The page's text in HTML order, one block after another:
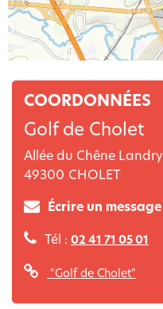
COORDONNÉES
Golf de Cholet
Allée du Chêne Landry
49300 CHOLET
Écrire un message
Tél : 02 41 71 05 01
"Golf de Cholet"